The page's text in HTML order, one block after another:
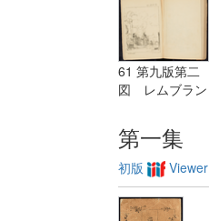
61 第九版第二
図 レムブラン
第一集
初版 Viewer